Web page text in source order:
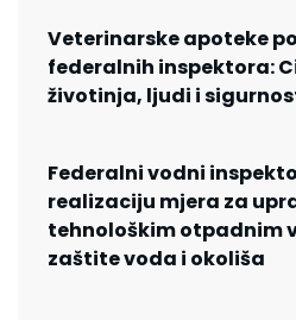
Veterinarske apoteke
federalnih inspektora:
životinja, ljudi i
Federalni vodni
realizaciju mjera za
tehnološkim otpadnim
zaštite voda i okoliša